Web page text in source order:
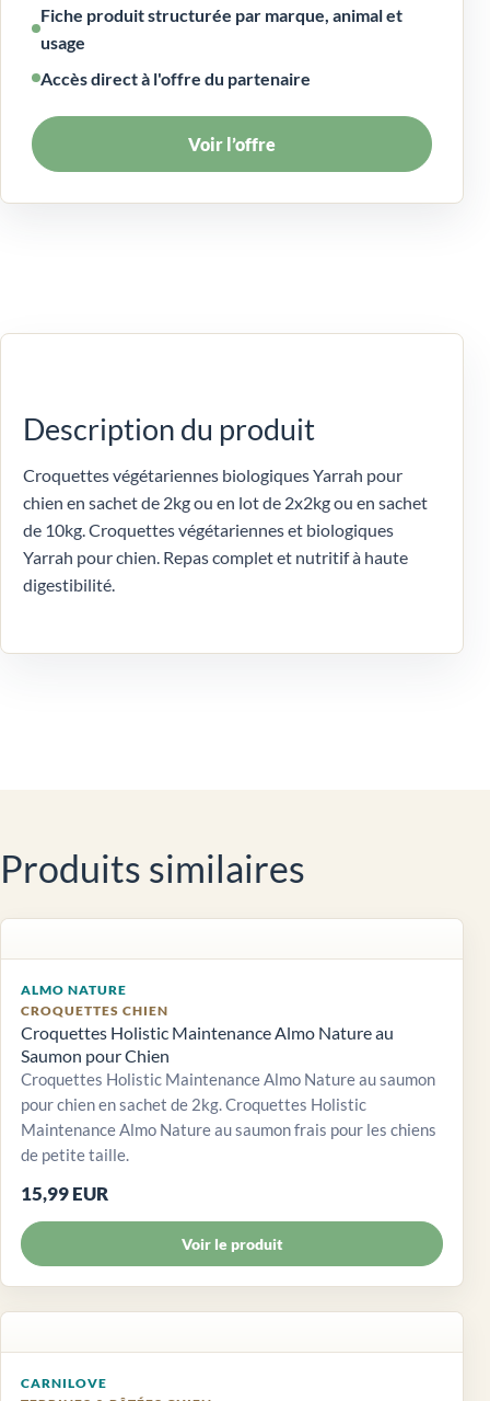
Fiche produit structurée par marque, animal et
usage
Accès direct à l'offre du partenaire
Voir l’offre
Description du produit
Croquettes végétariennes biologiques Yarrah pour
chien en sachet de 2kg ou en lot de 2x2kg ou en sachet
de 10kg. Croquettes végétariennes et biologiques
Yarrah pour chien. Repas complet et nutritif à haute
digestibilité.
Produits similaires
ALMO NATURE
CROQUETTES CHIEN
Croquettes Holistic Maintenance Almo Nature au
Saumon pour Chien
Croquettes Holistic Maintenance Almo Nature au saumon
pour chien en sachet de 2kg. Croquettes Holistic
Maintenance Almo Nature au saumon frais pour les chiens
de petite taille.
15,99 EUR
Voir le produit
CARNILOVE